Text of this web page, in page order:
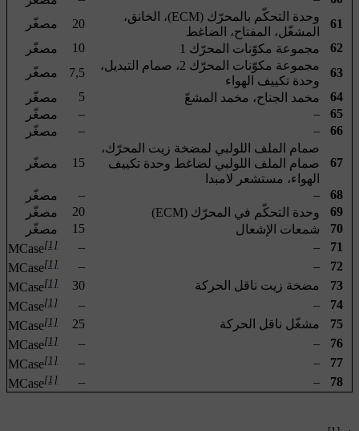
61
وحدة التحكّم بالمحرّك (ECM)، الخانق،
المشغّل، المفتاح، الضاغط
20
مصغّر
62
مجموعة مكوّنات المحرّك 1 10
مصغّر
63
مجموعة مكوّنات المحرّك 2، صمام التبديل،
وحدة تكييف الهواء
7,5
مصغّر
64
مخمد الجناح، مخمد المشعّ 5
مصغّر
65
–
–
مصغّر
66
–
– مصغّر
67
صمام الملف اللولبي لمضخة زيت المحرّك،
صمام الملف اللولبي لضاغط وحدة تكييف
الهواء، مستشعر لامبدا
15 مصغّر
68
–
–
مصغّر
69
وحدة التحكّم في المحرّك (ECM) 20
مصغّر
70
شمعات الإشعال 15
مصغّر
71
–
–
MCase[1]
72
–
–
MCase[1]
73 مضخة زيت ناقل الحركة 30
MCase[1]
74
–
–
MCase[1]
75 مشغّل ناقل الحركة 25
MCase[1]
76
–
–
MCase[1]
77
–
–
MCase[1]
78
–
–
MCase[1]